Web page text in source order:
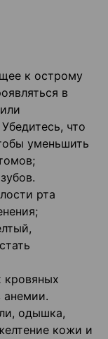
к острому
в
что
уменьшить
рта
кровяных
анемии.
одышка,
кожи и